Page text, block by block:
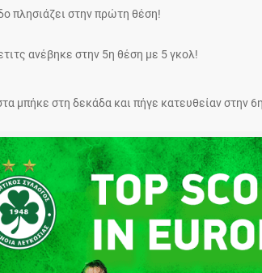
πλησιάζει στην πρώτη θέση!
ανέβηκε στην 5η θέση με 5 γκολ!
μπήκε στη δεκάδα και πήγε κατευθείαν στην